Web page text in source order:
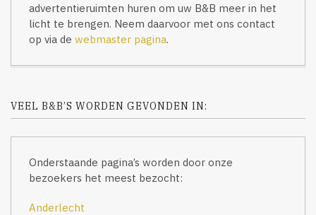
advertentieruimten huren om uw B&B meer in het
licht te brengen. Neem daarvoor met ons contact
op via de webmaster pagina.
VEEL B&B’S WORDEN GEVONDEN IN:
Onderstaande pagina’s worden door onze
bezoekers het meest bezocht:
Anderlecht